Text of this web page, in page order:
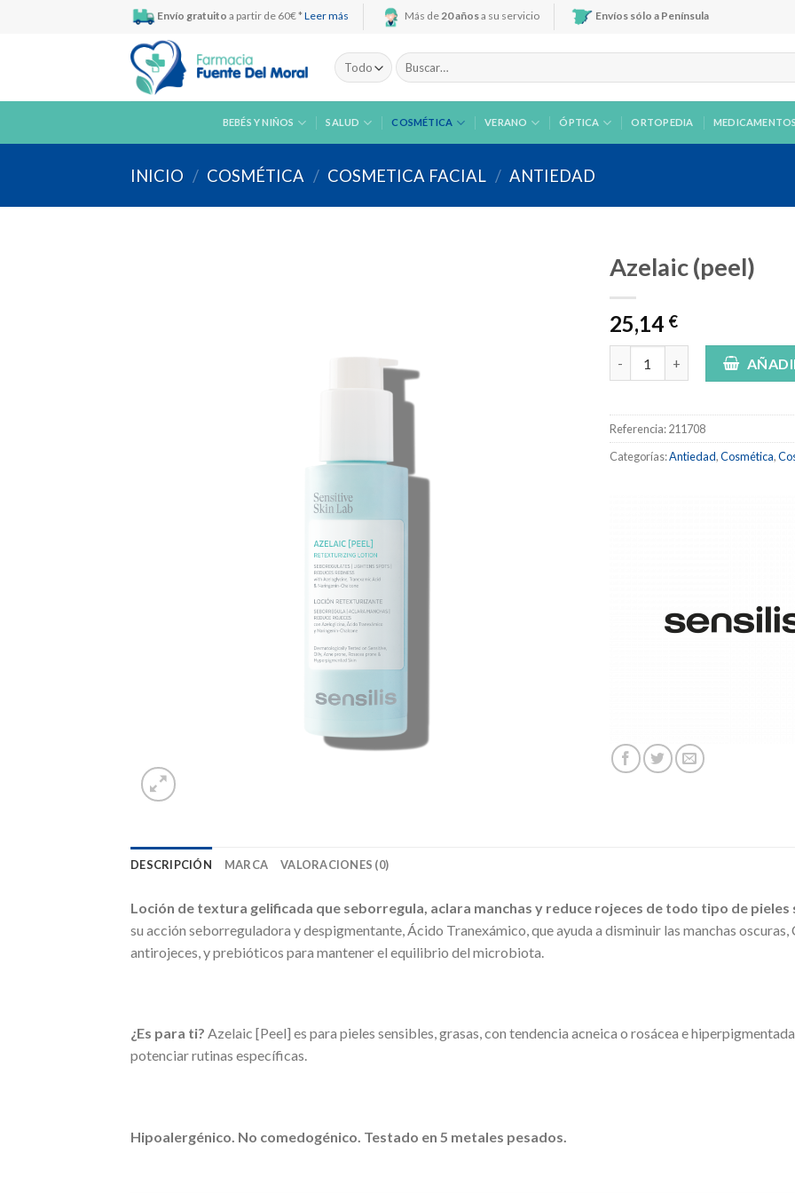
Envío gratuito a partir de 60€ * Leer más Más de20 añosa su servicio Envíos sólo a Península
Buscar
por:
BEBÉS Y NIÑOS SALUD COSMÉTICA VERANO ÓPTICA ORTOPEDIA MEDICAMENTOS
INICIO / COSMÉTICA / COSMETICA FACIAL / ANTIEDAD
Azelaic (peel)
25,14 €
Azelaic (peel) cantidad
Referencia:211708
Categorías:Antiedad,Cosmética,
DESCRIPCIÓN MARCA VALORACIONES (0)
Loción de textura gelificada que seborregula, aclara manchas y reduce rojeces de todo tipo de pieles
su acción seborreguladora y despigmentante, Ácido Tranexámico, que ayuda a disminuir las manchas
antirojeces, y prebióticos para mantener el equilibrio del microbiota.
¿Es para ti? Azelaic [Peel] es para pieles sensibles, grasas, con tendencia acneica o rosácea e
potenciar rutinas específicas.
Hipoalergénico. No comedogénico. Testado en 5 metales pesados.